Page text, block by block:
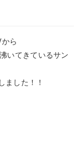
ら
いてきているサン
ました！！